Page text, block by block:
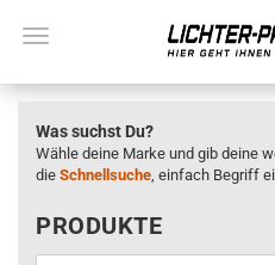
Was suchst Du?
Wähle deine Marke und gib deine
die Schnellsuche, einfach Begriff
PRODUKTE
PRODUKTE